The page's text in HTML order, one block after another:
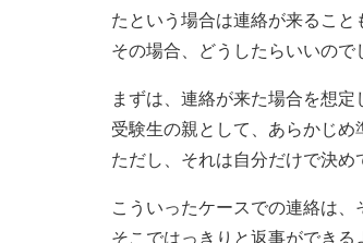
たという場合は連絡が来ること
その場合、どうしたらいいので
まずは、連絡が来た場合を想定
受験生の親として、あらかじめ
ただし、それは自分だけで決め
こういったケースでの連絡は、
そこではっきりと返事ができる